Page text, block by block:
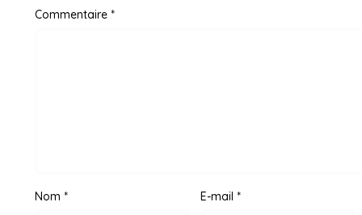
Commentaire*
Nom* E-mail *